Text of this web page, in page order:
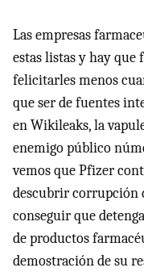
Las empresas
estas listas y hay que
felicitarles menos
que ser de fuentes
en Wikileaks, la
enemigo público
vemos que Pfizer
descubrir corrupción
conseguir que
de productos
demostración de su